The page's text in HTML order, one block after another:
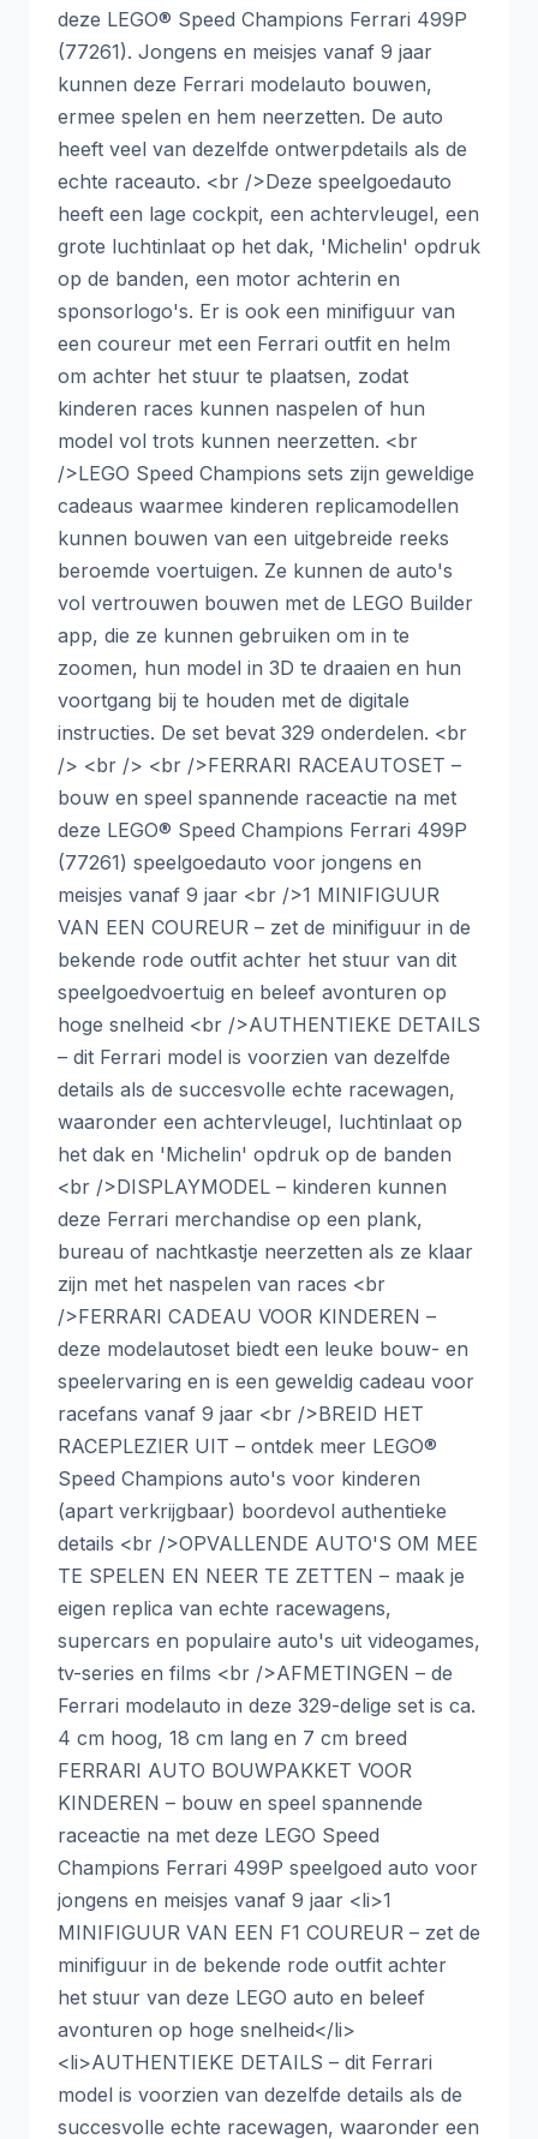
deze LEGO® Speed Champions Ferrari 499P
(77261). Jongens en meisjes vanaf 9 jaar
kunnen deze Ferrari modelauto bouwen,
ermee spelen en hem neerzetten. De auto
heeft veel van dezelfde ontwerpdetails als de
echte raceauto. <br />Deze speelgoedauto
heeft een lage cockpit, een achtervleugel, een
grote luchtinlaat op het dak, 'Michelin' opdruk
op de banden, een motor achterin en
sponsorlogo's. Er is ook een minifiguur van
een coureur met een Ferrari outfit en helm
om achter het stuur te plaatsen, zodat
kinderen races kunnen naspelen of hun
model vol trots kunnen neerzetten. <br
/>LEGO Speed Champions sets zijn geweldige
cadeaus waarmee kinderen replicamodellen
kunnen bouwen van een uitgebreide reeks
beroemde voertuigen. Ze kunnen de auto's
vol vertrouwen bouwen met de LEGO Builder
app, die ze kunnen gebruiken om in te
zoomen, hun model in 3D te draaien en hun
voortgang bij te houden met de digitale
instructies. De set bevat 329 onderdelen. <br
/> <br /> <br />FERRARI RACEAUTOSET –
bouw en speel spannende raceactie na met
deze LEGO® Speed Champions Ferrari 499P
(77261) speelgoedauto voor jongens en
meisjes vanaf 9 jaar <br />1 MINIFIGUUR
VAN EEN COUREUR – zet de minifiguur in de
bekende rode outfit achter het stuur van dit
speelgoedvoertuig en beleef avonturen op
hoge snelheid <br />AUTHENTIEKE DETAILS
– dit Ferrari model is voorzien van dezelfde
details als de succesvolle echte racewagen,
waaronder een achtervleugel, luchtinlaat op
het dak en 'Michelin' opdruk op de banden
<br />DISPLAYMODEL – kinderen kunnen
deze Ferrari merchandise op een plank,
bureau of nachtkastje neerzetten als ze klaar
zijn met het naspelen van races <br
/>FERRARI CADEAU VOOR KINDEREN –
deze modelautoset biedt een leuke bouw- en
speelervaring en is een geweldig cadeau voor
racefans vanaf 9 jaar <br />BREID HET
RACEPLEZIER UIT – ontdek meer LEGO®
Speed Champions auto's voor kinderen
(apart verkrijgbaar) boordevol authentieke
details <br />OPVALLENDE AUTO'S OM MEE
TE SPELEN EN NEER TE ZETTEN – maak je
eigen replica van echte racewagens,
supercars en populaire auto's uit videogames,
tv-series en films <br />AFMETINGEN – de
Ferrari modelauto in deze 329-delige set is ca.
4 cm hoog, 18 cm lang en 7 cm breed
FERRARI AUTO BOUWPAKKET VOOR
KINDEREN – bouw en speel spannende
raceactie na met deze LEGO Speed
Champions Ferrari 499P speelgoed auto voor
jongens en meisjes vanaf 9 jaar <li>1
MINIFIGUUR VAN EEN F1 COUREUR – zet de
minifiguur in de bekende rode outfit achter
het stuur van deze LEGO auto en beleef
avonturen op hoge snelheid</li>
<li>AUTHENTIEKE DETAILS – dit Ferrari
model is voorzien van dezelfde details als de
succesvolle echte racewagen, waaronder een